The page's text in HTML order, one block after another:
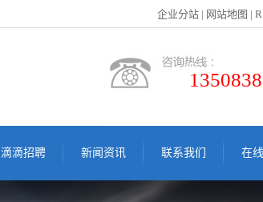
企业分站 | 网站地图 |
滴滴招聘 新闻资讯
公司新闻
联系我们 在